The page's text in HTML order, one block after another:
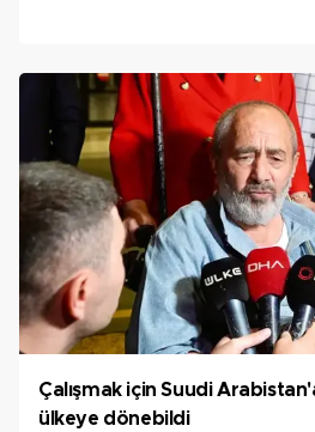
Çalışmak için Suudi
ülkeye dönebildi